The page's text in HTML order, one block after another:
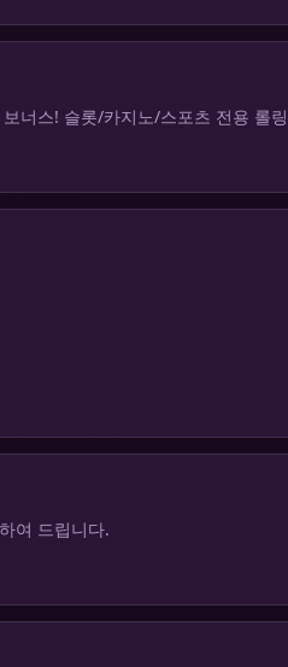
너스! 슬롯/카지노/스포츠 전용 롤
여 드립니다.